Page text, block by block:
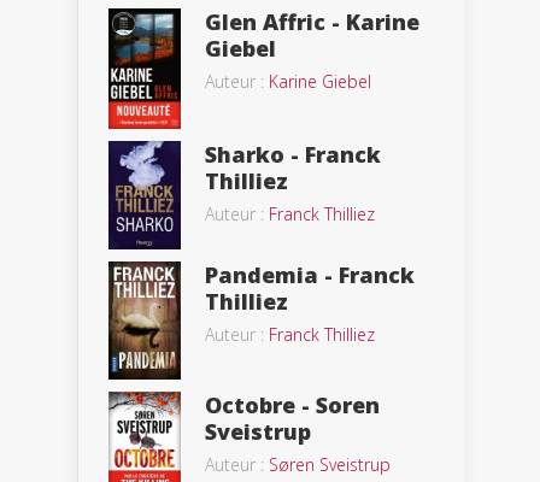
Glen Affric - Karine
Giebel
Auteur : Karine Giebel
Sharko - Franck
Thilliez
Auteur : Franck Thilliez
Pandemia - Franck
Thilliez
Auteur : Franck Thilliez
Octobre - Soren
Sveistrup
Auteur : Søren Sveistrup